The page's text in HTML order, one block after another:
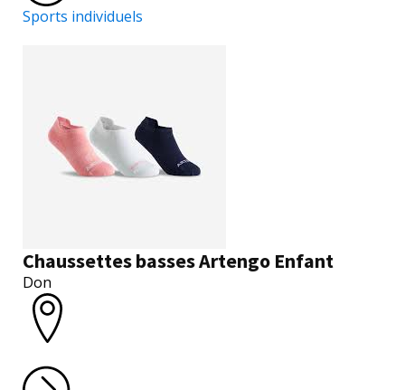
Sports individuels
Chaussettes basses Artengo Enfant
Don